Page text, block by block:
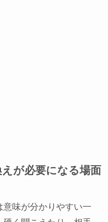
えが必要になる場面
意味が分かりやすい一